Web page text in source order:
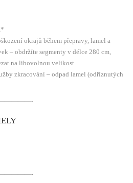
okrajů během přepravy, lamel a
– obdržíte segmenty v délce 280 cm,
na libovolnou velikost.
zkracování – odpad lamel (odříznutých